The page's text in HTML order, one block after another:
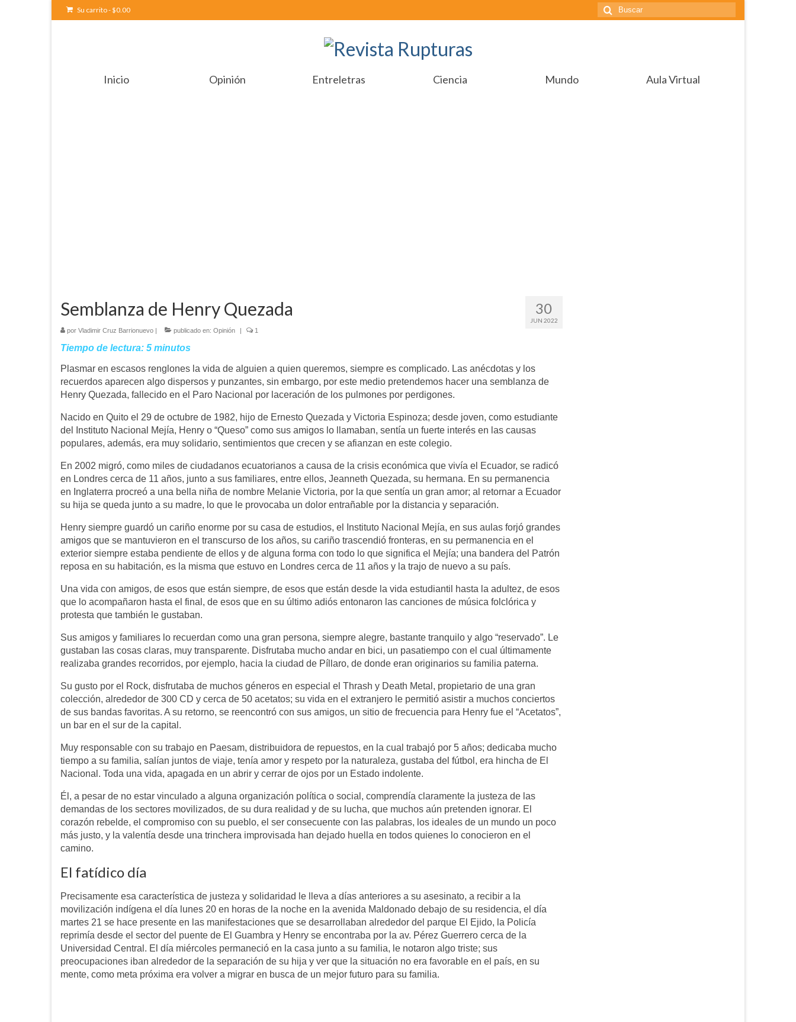
Su carrito-$0.00
Buscar
por:
Inicio Opinión Entreletras Ciencia Mundo Aula Virtual
30
JUN 2022
Semblanza de Henry Quezada
por Vladimir Cruz Barrionuevo | publicado en: Opinión | 1
Tiempo de lectura: 5 minutos
Plasmar en escasos renglones la vida de alguien a quien queremos, siempre es complicado. Las anécdotas y los
recuerdos aparecen algo dispersos y punzantes, sin embargo, por este medio pretendemos hacer una semblanza de
Henry Quezada, fallecido en el Paro Nacional por laceración de los pulmones por perdigones.
Nacido en Quito el 29 de octubre de 1982, hijo de Ernesto Quezada y Victoria Espinoza; desde joven, como estudiante
del Instituto Nacional Mejía, Henry o “Queso” como sus amigos lo llamaban, sentía un fuerte interés en las causas
populares, además, era muy solidario, sentimientos que crecen y se afianzan en este colegio.
En 2002 migró, como miles de ciudadanos ecuatorianos a causa de la crisis económica que vivía el Ecuador, se radicó
en Londres cerca de 11 años, junto a sus familiares, entre ellos, Jeanneth Quezada, su hermana. En su permanencia
en Inglaterra procreó a una bella niña de nombre Melanie Victoria, por la que sentía un gran amor; al retornar a Ecuador
su hija se queda junto a su madre, lo que le provocaba un dolor entrañable por la distancia y separación.
Henry siempre guardó un cariño enorme por su casa de estudios, el Instituto Nacional Mejía, en sus aulas forjó grandes
amigos que se mantuvieron en el transcurso de los años, su cariño trascendió fronteras, en su permanencia en el
exterior siempre estaba pendiente de ellos y de alguna forma con todo lo que significa el Mejía; una bandera del Patrón
reposa en su habitación, es la misma que estuvo en Londres cerca de 11 años y la trajo de nuevo a su país.
Una vida con amigos, de esos que están siempre, de esos que están desde la vida estudiantil hasta la adultez, de esos
que lo acompañaron hasta el final, de esos que en su último adiós entonaron las canciones de música folclórica y
protesta que también le gustaban.
Sus amigos y familiares lo recuerdan como una gran persona, siempre alegre, bastante tranquilo y algo “reservado”. Le
gustaban las cosas claras, muy transparente. Disfrutaba mucho andar en bici, un pasatiempo con el cual últimamente
realizaba grandes recorridos, por ejemplo, hacia la ciudad de Píllaro, de donde eran originarios su familia paterna.
Su gusto por el Rock, disfrutaba de muchos géneros en especial el Thrash y Death Metal, propietario de una gran
colección, alrededor de 300 CD y cerca de 50 acetatos; su vida en el extranjero le permitió asistir a muchos conciertos
de sus bandas favoritas. A su retorno, se reencontró con sus amigos, un sitio de frecuencia para Henry fue el “Acetatos”,
un bar en el sur de la capital.
Muy responsable con su trabajo en Paesam, distribuidora de repuestos, en la cual trabajó por 5 años; dedicaba mucho
tiempo a su familia, salían juntos de viaje, tenía amor y respeto por la naturaleza, gustaba del fútbol, era hincha de El
Nacional. Toda una vida, apagada en un abrir y cerrar de ojos por un Estado indolente.
Él, a pesar de no estar vinculado a alguna organización política o social, comprendía claramente la justeza de las
demandas de los sectores movilizados, de su dura realidad y de su lucha, que muchos aún pretenden ignorar. El
corazón rebelde, el compromiso con su pueblo, el ser consecuente con las palabras, los ideales de un mundo un poco
más justo, y la valentía desde una trinchera improvisada han dejado huella en todos quienes lo conocieron en el
camino.
El fatídico día
Precisamente esa característica de justeza y solidaridad le lleva a días anteriores a su asesinato, a recibir a la
movilización indígena el día lunes 20 en horas de la noche en la avenida Maldonado debajo de su residencia, el día
martes 21 se hace presente en las manifestaciones que se desarrollaban alrededor del parque El Ejido, la Policía
reprimía desde el sector del puente de El Guambra y Henry se encontraba por la av. Pérez Guerrero cerca de la
Universidad Central. El día miércoles permaneció en la casa junto a su familia, le notaron algo triste; sus
preocupaciones iban alrededor de la separación de su hija y ver que la situación no era favorable en el país, en su
mente, como meta próxima era volver a migrar en busca de un mejor futuro para su familia.